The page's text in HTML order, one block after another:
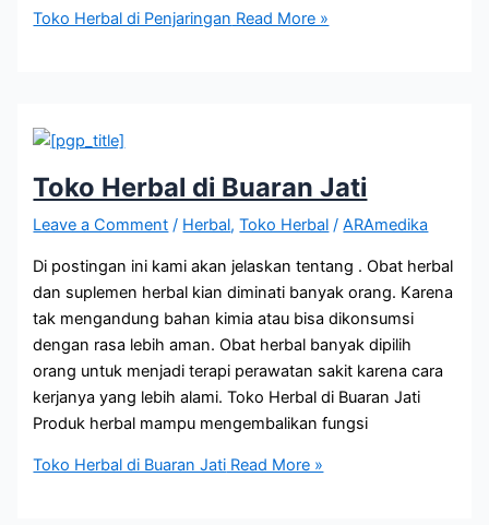
Toko Herbal di Penjaringan Read More »
Toko Herbal di Buaran Jati
Leave a Comment / Herbal,Toko Herbal /ARAmedika
Di postingan ini kami akan jelaskan tentang . Obat herbal
dan suplemen herbal kian diminati banyak orang. Karena
tak mengandung bahan kimia atau bisa dikonsumsi
dengan rasa lebih aman. Obat herbal banyak dipilih
orang untuk menjadi terapi perawatan sakit karena cara
kerjanya yang lebih alami. Toko Herbal di Buaran Jati
Produk herbal mampu mengembalikan fungsi
Toko Herbal di Buaran Jati Read More »